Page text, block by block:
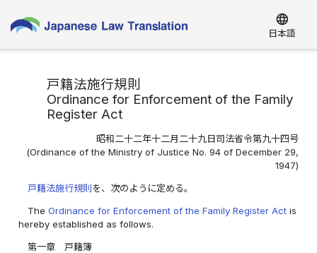
language
日本語
戸籍法施行規則
Ordinance for Enforcement of the Family
Register Act
昭和二十二年十二月二十九日司法省令第九十四号
(Ordinance of the Ministry of Justice No. 94 of December 29,
1947)
戸籍法施行規則を、次のように定める。
TheOrdinance for Enforcement of the Family Register Act is
hereby established as follows.
第一章 戸籍簿